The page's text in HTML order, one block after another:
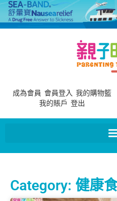
成為會員 會員登入 我的購物籃
我的賬戶 登出
Category: 健康